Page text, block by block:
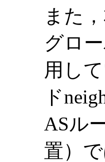
また
グロ
用し
ド
ASル
置）